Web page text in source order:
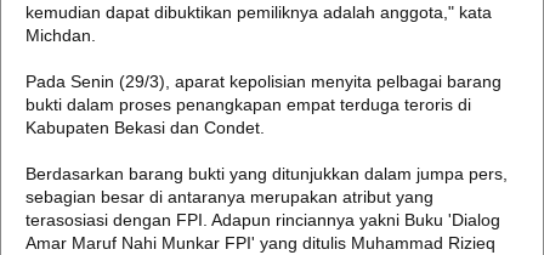
kemudian dapat dibuktikan pemiliknya adalah anggota," kata
Michdan.
Pada Senin (29/3), aparat kepolisian menyita pelbagai barang
bukti dalam proses penangkapan empat terduga teroris di
Kabupaten Bekasi dan Condet.
Berdasarkan barang bukti yang ditunjukkan dalam jumpa pers,
sebagian besar di antaranya merupakan atribut yang
terasosiasi dengan FPI. Adapun rinciannya yakni Buku 'Dialog
Amar Maruf Nahi Munkar FPI' yang ditulis Muhammad Rizieq